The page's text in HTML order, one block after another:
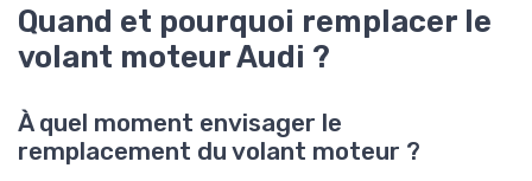
Quand et pourquoi remplacer le
volant moteur Audi ?
À quel moment envisager le
remplacement du volant moteur ?